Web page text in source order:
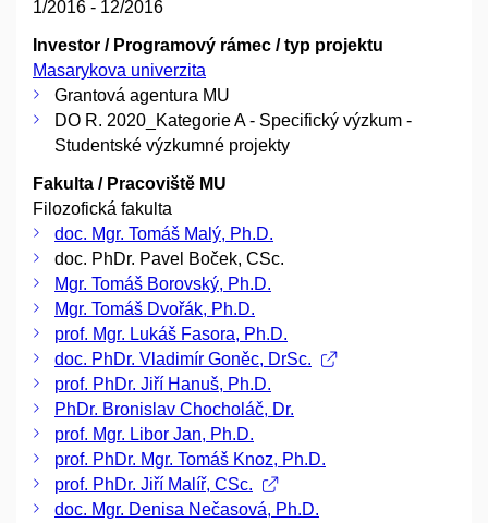
1/2016 - 12/2016
Investor / Programový rámec / typ projektu
Masarykova univerzita
Grantová agentura MU
DO R. 2020_Kategorie A - Specifický výzkum -
Studentské výzkumné projekty
Fakulta / Pracoviště MU
Filozofická fakulta
doc. Mgr. Tomáš Malý, Ph.D.
doc. PhDr. Pavel Boček, CSc.
Mgr. Tomáš Borovský, Ph.D.
Mgr. Tomáš Dvořák, Ph.D.
prof. Mgr. Lukáš Fasora, Ph.D.
doc. PhDr. Vladimír Goněc, DrSc.
prof. PhDr. Jiří Hanuš, Ph.D.
PhDr. Bronislav Chocholáč, Dr.
prof. Mgr. Libor Jan, Ph.D.
prof. PhDr. Mgr. Tomáš Knoz, Ph.D.
prof. PhDr. Jiří Malíř, CSc.
doc. Mgr. Denisa Nečasová, Ph.D.